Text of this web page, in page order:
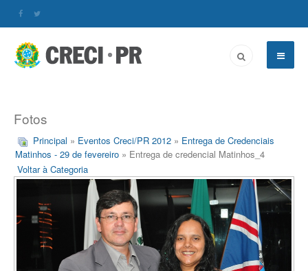
Fotos
Principal » Eventos Creci/PR 2012 » Entrega de Credenciais
Matinhos - 29 de fevereiro » Entrega de credencial Matinhos_4
Voltar à Categoria